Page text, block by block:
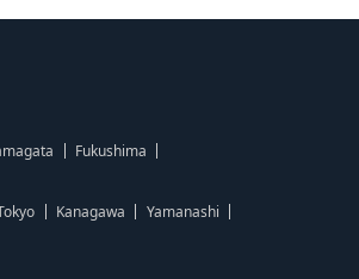
Fukushima
Kanagawa
Yamanashi